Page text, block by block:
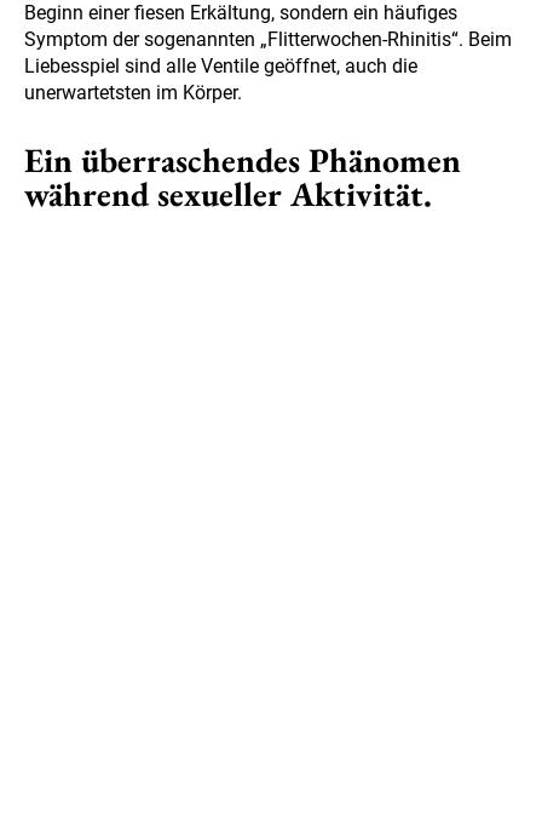
Beginn einer fiesen Erkältung, sondern ein häufiges
Symptom der sogenannten „Flitterwochen-Rhinitis“. Beim
Liebesspiel sind alle Ventile geöffnet, auch die
unerwartetsten im Körper.
Ein überraschendes Phänomen
während sexueller Aktivität.